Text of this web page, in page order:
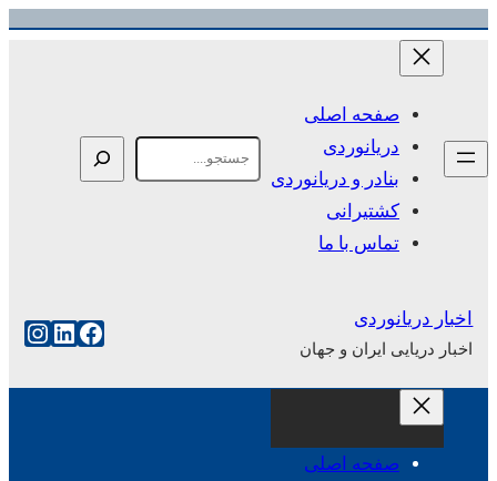
رفتن
صفحه اصلی
دریانوردی
بنادر و دریانوردی
کشتیرانی
تماس با ما
اخبار دریانوردی
اخبار دریایی ایران و جهان
فیس‌بوک
صفحه اصلی